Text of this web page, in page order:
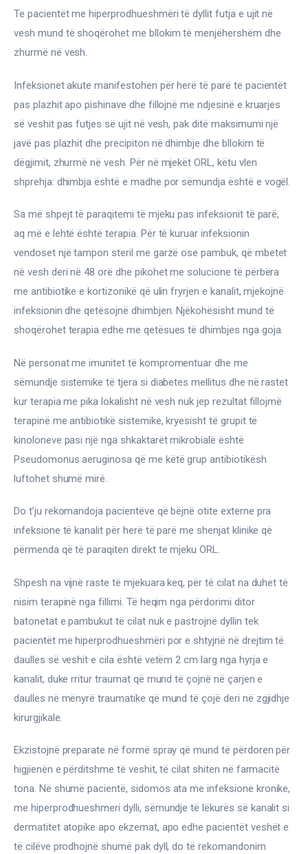
Te pacientët me hiperprodhueshmëri të dyllit futja e ujit në
vesh mund të shoqërohet me bllokim të menjëhershëm dhe
zhurmë në vesh.
Infeksionet akute manifestohen për herë të parë te pacientët
pas plazhit apo pishinave dhe fillojnë me ndjesinë e kruarjes
së veshit pas futjes së ujit në vesh, pak ditë maksimumi një
javë pas plazhit dhe precipiton në dhimbje dhe bllokim të
dëgjimit, zhurmë në vesh. Për në mjekët ORL, këtu vlen
shprehja: dhimbja është e madhe por sëmundja është e vogël.
Sa më shpejt të paraqitemi të mjeku pas infeksionit të parë,
aq më e lehtë është terapia. Për të kuruar infeksionin
vendoset një tampon steril me garzë ose pambuk, që mbetet
në vesh deri në 48 orë dhe pikohet me solucione të përbëra
me antibiotike e kortizonikë që ulin fryrjen e kanalit, mjekojnë
infeksionin dhe qetësojnë dhimbjen. Njëkohësisht mund të
shoqërohet terapia edhe me qetësues të dhimbjes nga goja.
Në personat me imunitet të kompromentuar dhe me
sëmundje sistemike të tjera si diabetes mellitus dhe në rastet
kur terapia me pika lokalisht në vesh nuk jep rezultat fillojmë
terapinë me antibiotikë sistemike, kryesisht të grupit të
kinoloneve pasi një nga shkaktarët mikrobialë është
Pseudomonus aeruginosa që me këtë grup antibiotikësh
luftohet shumë mirë.
Do t’ju rekomandoja pacientëve që bëjnë otite externe pra
infeksione të kanalit për herë të parë me shenjat klinike që
përmenda që të paraqiten direkt te mjeku ORL.
Shpesh na vijnë raste të mjekuara keq, për të cilat na duhet të
nisim terapinë nga fillimi. Të heqim nga përdorimi ditor
batonetat e pambukut të cilat nuk e pastrojnë dyllin tek
pacientët me hiperprodhueshmëri por e shtyjnë në drejtim të
daulles së veshit e cila është vetëm 2 cm larg nga hyrja e
kanalit, duke rritur traumat që mund të çojnë në çarjen e
daulles në mënyrë traumatike që mund të çojë deri në zgjidhje
kirurgjikale.
Ekzistojnë preparate në formë spray që mund të përdoren për
higjienën e përditshme të veshit, të cilat shiten në farmacitë
tona. Në shumë pacientë, sidomos ata me infeksione kronike,
me hiperprodhueshmeri dylli, sëmundje të lëkurës së kanalit si
dermatitet atopike apo ekzemat, apo edhe pacientët veshët e
të cilëve prodhojnë shumë pak dyll, do të rekomandonim